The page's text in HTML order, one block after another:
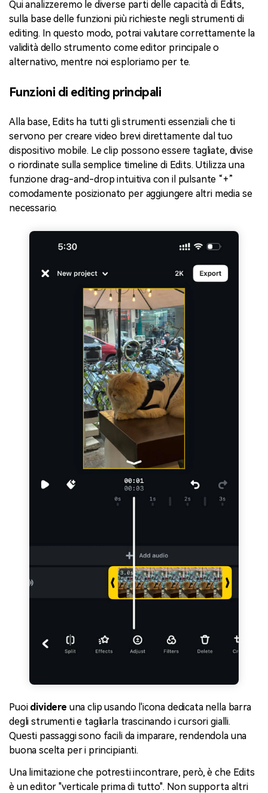
Qui analizzeremo le diverse parti delle capacità di Edits,
sulla base delle funzioni più richieste negli strumenti di
editing. In questo modo, potrai valutare correttamente la
validità dello strumento come editor principale o
alternativo, mentre noi esploriamo per te.
Funzioni di editing principali
Alla base, Edits ha tutti gli strumenti essenziali che ti
servono per creare video brevi direttamente dal tuo
dispositivo mobile. Le clip possono essere tagliate, divise
o riordinate sulla semplice timeline di Edits. Utilizza una
funzione drag-and-drop intuitiva con il pulsante “+”
comodamente posizionato per aggiungere altri media se
necessario.
Puoi dividere una clip usando l'icona dedicata nella barra
degli strumenti e tagliarla trascinando i cursori gialli.
Questi passaggi sono facili da imparare, rendendola una
buona scelta per i principianti.
Una limitazione che potresti incontrare, però, è che Edits
è un editor "verticale prima di tutto". Non supporta altri